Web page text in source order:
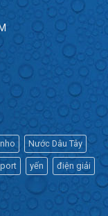
nho Nước Dâu Tây
yến điện giải